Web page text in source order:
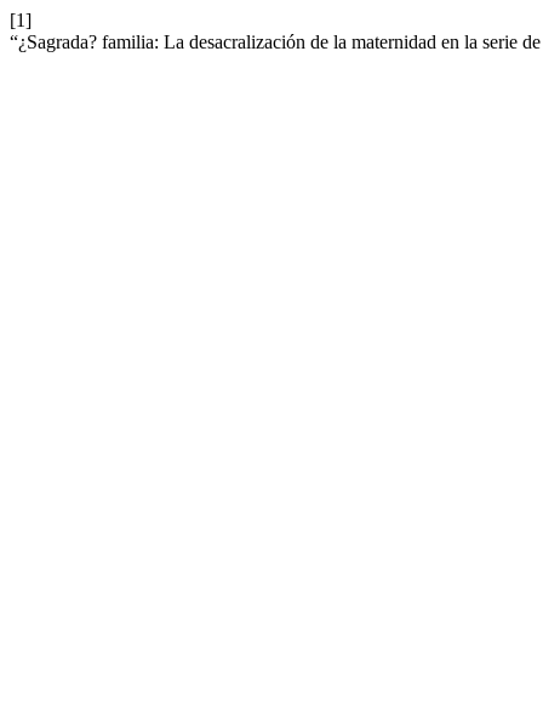
[1]
“¿Sagrada? familia: La desacralización de la maternidad en la serie